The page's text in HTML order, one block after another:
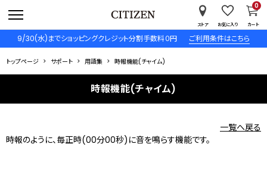
9/30(水)までショッピングクレジット分割手数料０円 ご利用条件はこちら
ストア お気に入り カート
0
トップページ サポート 用語集 時報機能(チャイム)
時報機能(チャイム)
一覧へ戻る
時報のように、毎正時(00分00秒)に音を鳴らす機能です。